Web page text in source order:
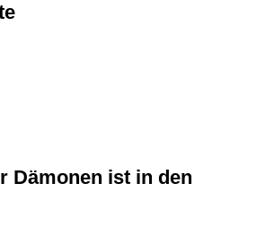
Dämonen ist in den